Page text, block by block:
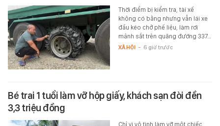
Thời điểm bị kiểm tra, tài xế
không có bằng nhưng vẫn lái xe
đầu kéo chở phế liệu, làm rơi
mảnh sắt trên quãng đường 337…
XÃ HỘI - 6 giờ trước
Bé trai 1 tuổi làm vỡ hộp giấy, khách sạn đòi đền
3,3 triệu đồng
Chỉ vì vô tình làm vỡ một chiếc